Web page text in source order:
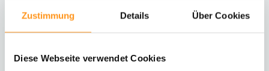
Zustimmung Details Über Cookies
Diese Webseite verwendet Cookies